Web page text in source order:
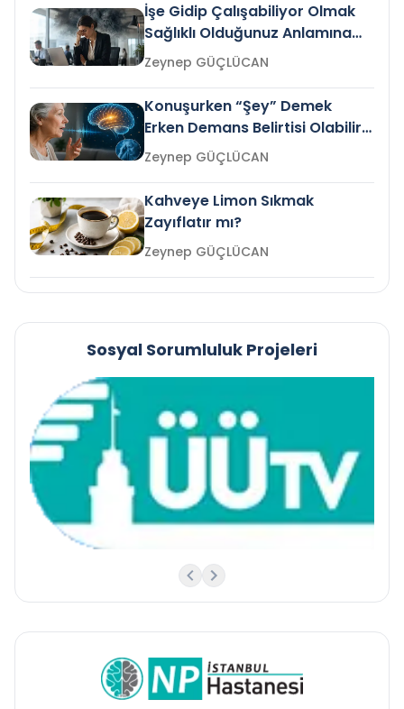
İşe Gidip Çalışabiliyor Olmak
Sağlıklı Olduğunuz Anlamına
Gelir mi?Zeynep GÜÇLÜCAN
Konuşurken “Şey” Demek
Erken Demans Belirtisi Olabilir
mi?
Zeynep GÜÇLÜCAN
Kahveye Limon Sıkmak
Zayıflatır mı?
Zeynep GÜÇLÜCAN
Sosyal Sorumluluk Projeleri